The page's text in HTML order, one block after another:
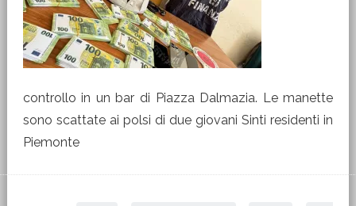
controllo in un bar di Piazza Dalmazia. Le manette
sono scattate ai polsi di due giovani Sinti residenti in
Piemonte